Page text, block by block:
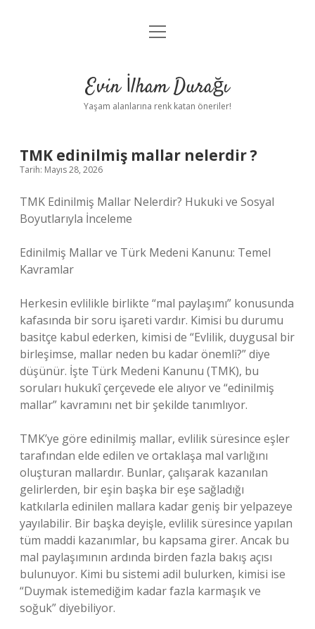
Anasayfa
Yasal Uyarı
menüyü
Evin İlham Durağı
Yaşam alanlarına renk katan öneriler!
TMK edinilmiş mallar nelerdir ?
Tarih: Mayıs 28, 2026
TMK Edinilmiş Mallar Nelerdir? Hukuki ve Sosyal
Boyutlarıyla İnceleme
Edinilmiş Mallar ve Türk Medeni Kanunu: Temel
Kavramlar
Herkesin evlilikle birlikte “mal paylaşımı” konusunda
kafasında bir soru işareti vardır. Kimisi bu durumu
basitçe kabul ederken, kimisi de “Evlilik, duygusal bir
birleşimse, mallar neden bu kadar önemli?” diye
düşünür. İşte Türk Medeni Kanunu (TMK), bu
soruları hukukî çerçevede ele alıyor ve “edinilmiş
mallar” kavramını net bir şekilde tanımlıyor.
TMK’ye göre edinilmiş mallar, evlilik süresince eşler
tarafından elde edilen ve ortaklaşa mal varlığını
oluşturan mallardır. Bunlar, çalışarak kazanılan
gelirlerden, bir eşin başka bir eşe sağladığı
katkılarla edinilen mallara kadar geniş bir yelpazeye
yayılabilir. Bir başka deyişle, evlilik süresince yapılan
tüm maddi kazanımlar, bu kapsama girer. Ancak bu
mal paylaşımının ardında birden fazla bakış açısı
bulunuyor. Kimi bu sistemi adil bulurken, kimisi ise
“Duymak istemediğim kadar fazla karmaşık ve
soğuk” diyebiliyor.